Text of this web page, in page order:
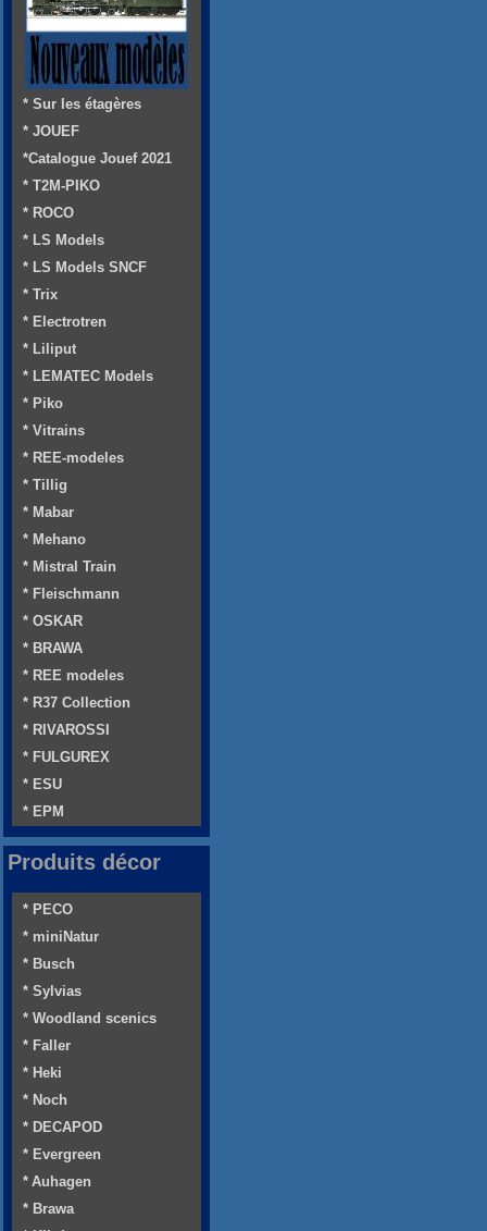
* Sur les étagères
* JOUEF
*Catalogue Jouef 2021
* T2M-PIKO
* ROCO
* LS Models
* LS Models SNCF
* Trix
* Electrotren
* Liliput
* LEMATEC Models
* Piko
* Vitrains
* REE-modeles
* Tillig
* Mabar
* Mehano
* Mistral Train
* Fleischmann
* OSKAR
* BRAWA
* REE modeles
* R37 Collection
* RIVAROSSI
* FULGUREX
* ESU
* EPM
Produits décor
* PECO
* miniNatur
* Busch
* Sylvias
* Woodland scenics
* Faller
* Heki
* Noch
* DECAPOD
* Evergreen
* Auhagen
* Brawa